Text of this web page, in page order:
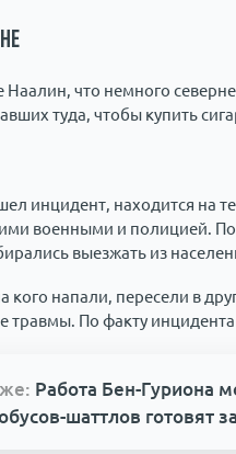
Наалин, что немного
туда, чтобы купить
инцидент, находится на
военными и полицией.
выезжать из
кого напали, пересели в
травмы. По факту
Работа Бен-Гуриона
шаттлов готовят